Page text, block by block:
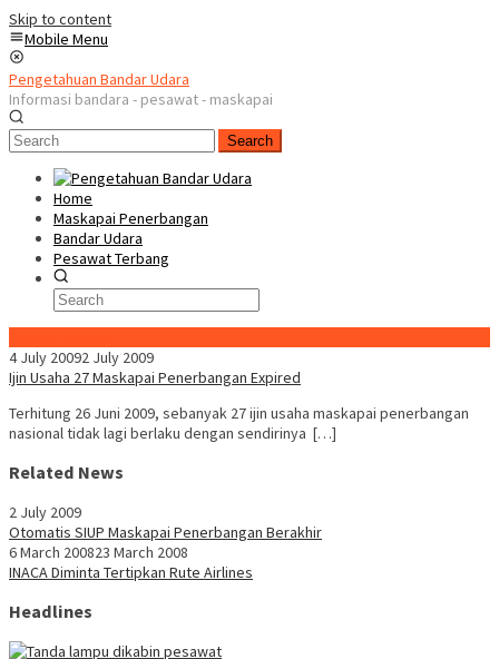
Skip to content
Mobile Menu
Pengetahuan Bandar Udara
Informasi bandara - pesawat - maskapai
Search
Home
Maskapai Penerbangan
Bandar Udara
Pesawat Terbang
4 July 20092 July 2009
Ijin Usaha 27 Maskapai Penerbangan Expired
Terhitung 26 Juni 2009, sebanyak 27 ijin usaha maskapai penerbangan
nasional tidak lagi berlaku dengan sendirinya […]
Related News
2 July 2009
Otomatis SIUP Maskapai Penerbangan Berakhir
6 March 200823 March 2008
INACA Diminta Tertipkan Rute Airlines
Headlines